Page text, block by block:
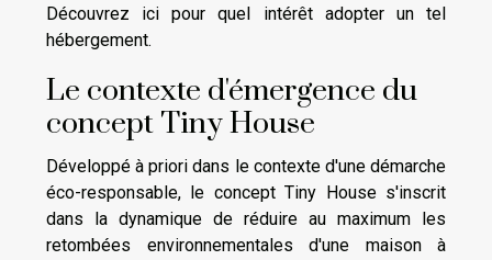
Découvrez ici pour quel intérêt adopter un tel
hébergement.
Le contexte d'émergence du
concept Tiny House
Développé à priori dans le contexte d'une démarche
éco-responsable, le concept Tiny House s'inscrit
dans la dynamique de réduire au maximum les
retombées environnementales d'une maison à